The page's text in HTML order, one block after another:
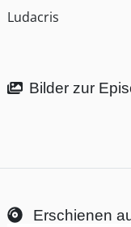
Ludacris
Bilder zur
Erschienen